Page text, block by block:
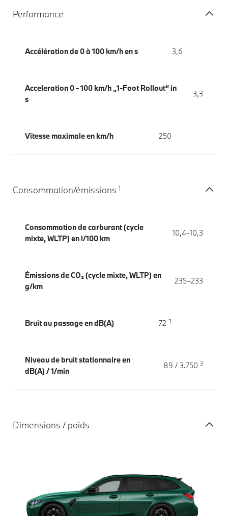
Performance
Accélération de 0 à 100 km/h en s 3,6
Acceleration 0 - 100 km/h „1-Foot Rollout“ in
s
3,3
Vitesse maximale en km/h 250
Consommation/émissions 1
Consommation de carburant (cycle
mixte, WLTP) en l/100 km
10,4–10,3
Émissions de CO₂ (cycle mixte, WLTP) en
g/km
235–233
Bruit au passage en dB(A) 72 3
Niveau de bruit stationnaire en
dB(A) / 1/min
89 / 3.750 3
Dimensions / poids